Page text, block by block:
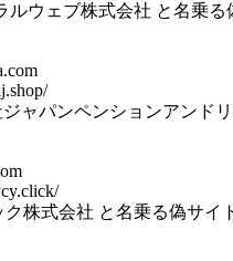
ルウェブ株式会社 と名乗る
ャパンペンションアンド
ク株式会社 と名乗る偽サイ